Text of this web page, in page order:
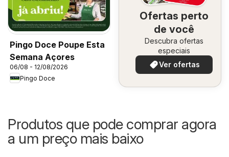
Pingo Doce Poupe Esta
Semana Açores
06/08 - 12/08/2026
Pingo Doce
Ofertas perto
de você
Descubra ofertas
especiais
Ver ofertas
Produtos que pode comprar agora
a um preço mais baixo